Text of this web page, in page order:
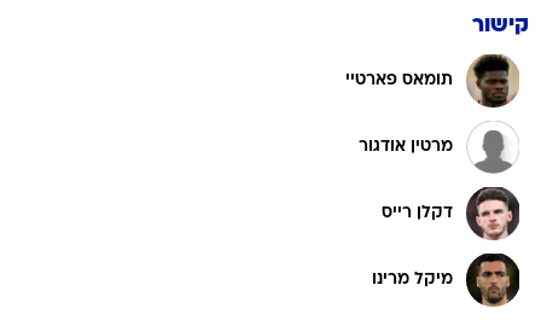
קישור
תומאס פארטיי
מרטין אודגור
דקלן רייס
מיקל מרינו